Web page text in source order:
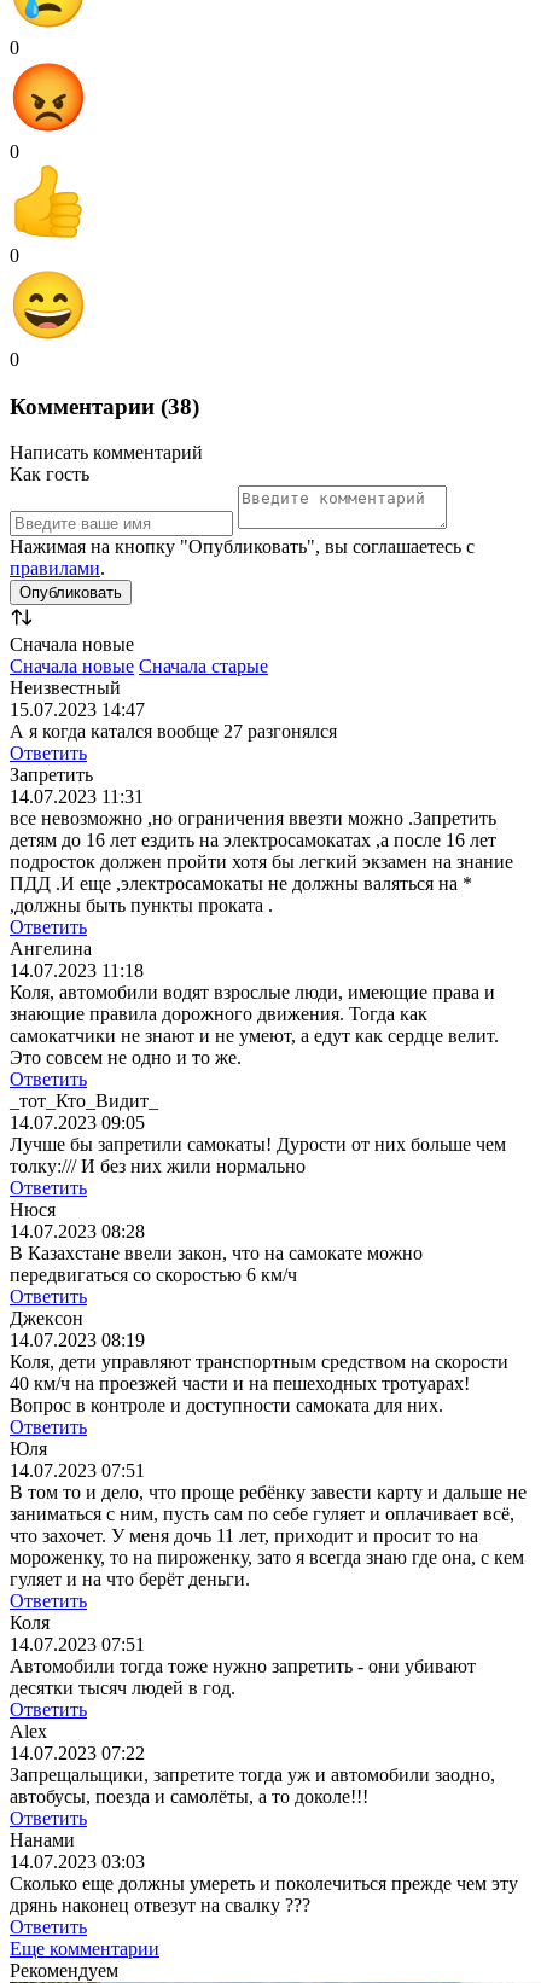
0
0
0
0
Комментарии (38)
Написать комментарий
Как гость
Нажимая на кнопку "Опубликовать", вы соглашаетесь с
правилами.
Сначала новые
Сначала новые Сначала старые
Неизвестный
15.07.2023 14:47
А я когда катался вообще 27 разгонялся
Ответить
Запретить
14.07.2023 11:31
все невозможно ,но ограничения ввезти можно .Запретить
детям до 16 лет ездить на электросамокатах ,а после 16 лет
подросток должен пройти хотя бы легкий экзамен на знание
ПДД .И еще ,электросамокаты не должны валяться на *
,должны быть пункты проката .
Ответить
Ангелина
14.07.2023 11:18
Коля, автомобили водят взрослые люди, имеющие права и
знающие правила дорожного движения. Тогда как
самокатчики не знают и не умеют, а едут как сердце велит.
Это совсем не одно и то же.
Ответить
_тот_Кто_Видит_
14.07.2023 09:05
Лучше бы запретили самокаты! Дурости от них больше чем
толку:/// И без них жили нормально
Ответить
Нюся
14.07.2023 08:28
В Казахстане ввели закон, что на самокате можно
передвигаться со скоростью 6 км/ч
Ответить
Джексон
14.07.2023 08:19
Коля, дети управляют транспортным средством на скорости
40 км/ч на проезжей части и на пешеходных тротуарах!
Вопрос в контроле и доступности самоката для них.
Ответить
Юля
14.07.2023 07:51
В том то и дело, что проще ребёнку завести карту и дальше не
заниматься с ним, пусть сам по себе гуляет и оплачивает всё,
что захочет. У меня дочь 11 лет, приходит и просит то на
мороженку, то на пироженку, зато я всегда знаю где она, с кем
гуляет и на что берёт деньги.
Ответить
Коля
14.07.2023 07:51
Автомобили тогда тоже нужно запретить - они убивают
десятки тысяч людей в год.
Ответить
Alex
14.07.2023 07:22
Запрещальщики, запретите тогда уж и автомобили заодно,
автобусы, поезда и самолёты, а то доколе!!!
Ответить
Нанами
14.07.2023 03:03
Сколько еще должны умереть и поколечиться прежде чем эту
дрянь наконец отвезут на свалку ???
Ответить
Еще комментарии
Рекомендуем